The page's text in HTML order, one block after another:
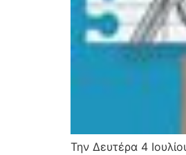
Την Δευτέρα 4